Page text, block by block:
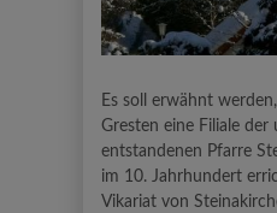
Es soll erwähnt
Gresten eine Filiale der
entstandenen Pfarre
im 10. Jahrhundert
Vikariat von